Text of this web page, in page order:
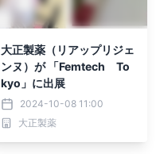
大正製薬（リアップリジェ
ンヌ）が 「Femtech To
kyo」に出展
2024-10-08 11:00
大正製薬